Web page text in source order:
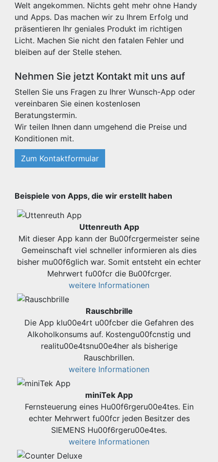
Welt angekommen. Nichts geht mehr ohne Handy
und Apps. Das machen wir zu Ihrem Erfolg und
präsentieren Ihr geniales Produkt im richtigen
Licht. Machen Sie nicht den fatalen Fehler und
bleiben auf der Stelle stehen.
Nehmen Sie jetzt Kontakt mit uns auf
Stellen Sie uns Fragen zu Ihrer Wunsch-App oder
vereinbaren Sie einen kostenlosen
Beratungstermin.
Wir teilen Ihnen dann umgehend die Preise und
Konditionen mit.
Zum Kontaktformular
Beispiele von Apps, die wir erstellt haben
Uttenreuth App
Mit dieser App kann der Bu00fcrgermeister seine
Gemeinschaft viel schneller informieren als dies
bisher mu00f6glich war. Somit entsteht ein echter
Mehrwert fu00fcr die Bu00fcrger.
weitere Informationen
Rauschbrille
Die App klu00e4rt u00fcber die Gefahren des
Alkoholkonsums auf. Kostengu00fcnstig und
realitu00e4tsnu00e4her als bisherige
Rauschbrillen.
weitere Informationen
miniTek App
Fernsteuerung eines Hu00f6rgeru00e4tes. Ein
echter Mehrwert fu00fcr jeden Besitzer des
SIEMENS Hu00f6rgeru00e4tes.
weitere Informationen